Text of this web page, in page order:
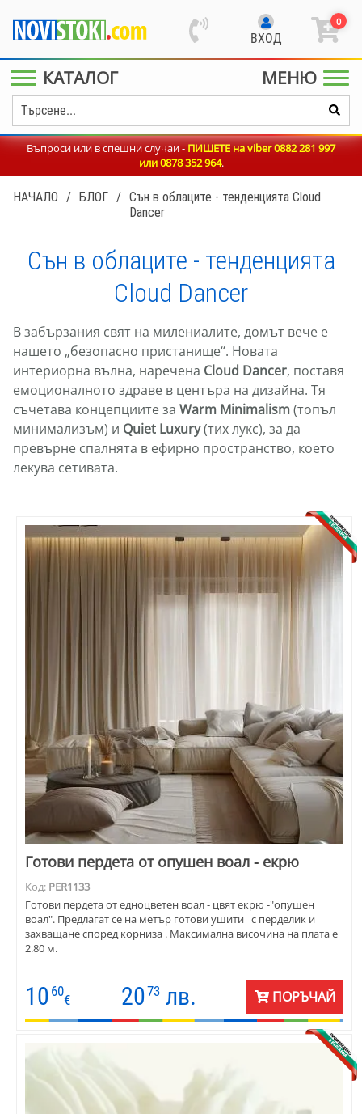
ВХОД
0
КАТАЛОГ МЕНЮ
Въпроси или в спешни случаи -ПИШЕТЕ на viber 0882 281 997
или0878 352 964.
НАЧАЛО / БЛОГ / Сън в облаците - тенденцията Cloud
Dancer
Сън в облаците - тенденцията
Cloud Dancer
В забързания свят на милениалите, домът вече е
нашето „безопасно пристанище“. Новата
интериорна вълна, наречена Cloud Dancer, поставя
емоционалното здраве в центъра на дизайна. Тя
съчетава концепциите за Warm Minimalism(топъл
минимализъм) и Quiet Luxury(тих лукс), за да
превърне спалнята в ефирно пространство, което
лекува сетивата.
Готови пердета от опушен воал - екрю
Код: PER1133
Готови пердета от едноцветен воал - цвят екрю -"опушен
воал". Предлагат се на метър готови ушити с перделик и
захващане според корниза . Максимална височина на плата е
2.80 м.
10 60
€ 2073лв. ПОРЪЧАЙ